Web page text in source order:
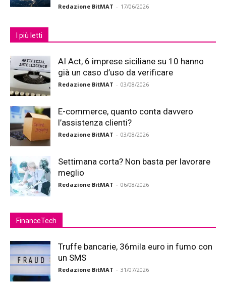
Redazione BitMAT - 17/06/2026
I più letti
AI Act, 6 imprese siciliane su 10 hanno
già un caso d’uso da verificare
Redazione BitMAT - 03/08/2026
E-commerce, quanto conta davvero
l’assistenza clienti?
Redazione BitMAT - 03/08/2026
Settimana corta? Non basta per lavorare
meglio
Redazione BitMAT - 06/08/2026
FinanceTech
Truffe bancarie, 36mila euro in fumo con
un SMS
Redazione BitMAT - 31/07/2026